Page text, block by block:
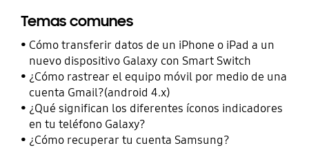
Temas comunes
Cómo transferir datos de un iPhone o iPad a un
nuevo dispositivo Galaxy con Smart Switch
¿Cómo rastrear el equipo móvil por medio de una
cuenta Gmail?(android 4.x)
¿Qué significan los diferentes íconos indicadores
en tu teléfono Galaxy?
¿Cómo recuperar tu cuenta Samsung?